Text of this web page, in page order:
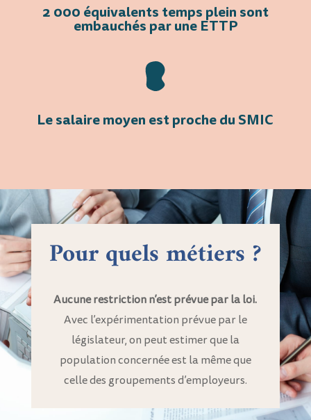
2 000 équivalents temps plein sont
embauchés par une ETTP
Le salaire moyen est proche du SMIC
Pour quels métiers ?
Aucune restriction n’est prévue par la loi.
Avec l’expérimentation prévue par le
législateur, on peut estimer que la
population concernée est la même que
celle des groupements d’employeurs.